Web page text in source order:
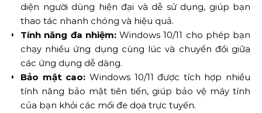
diện người dùng hiện đại và dễ sử dụng, giúp bạn
thao tác nhanh chóng và hiệu quả.
Tính năng đa nhiệm:Windows 10/11 cho phép bạn
chạy nhiều ứng dụng cùng lúc và chuyển đổi giữa
các ứng dụng dễ dàng.
Bảo mật cao: Windows 10/11 được tích hợp nhiều
tính năng bảo mật tiên tiến, giúp bảo vệ máy tính
của bạn khỏi các mối đe dọa trực tuyến.